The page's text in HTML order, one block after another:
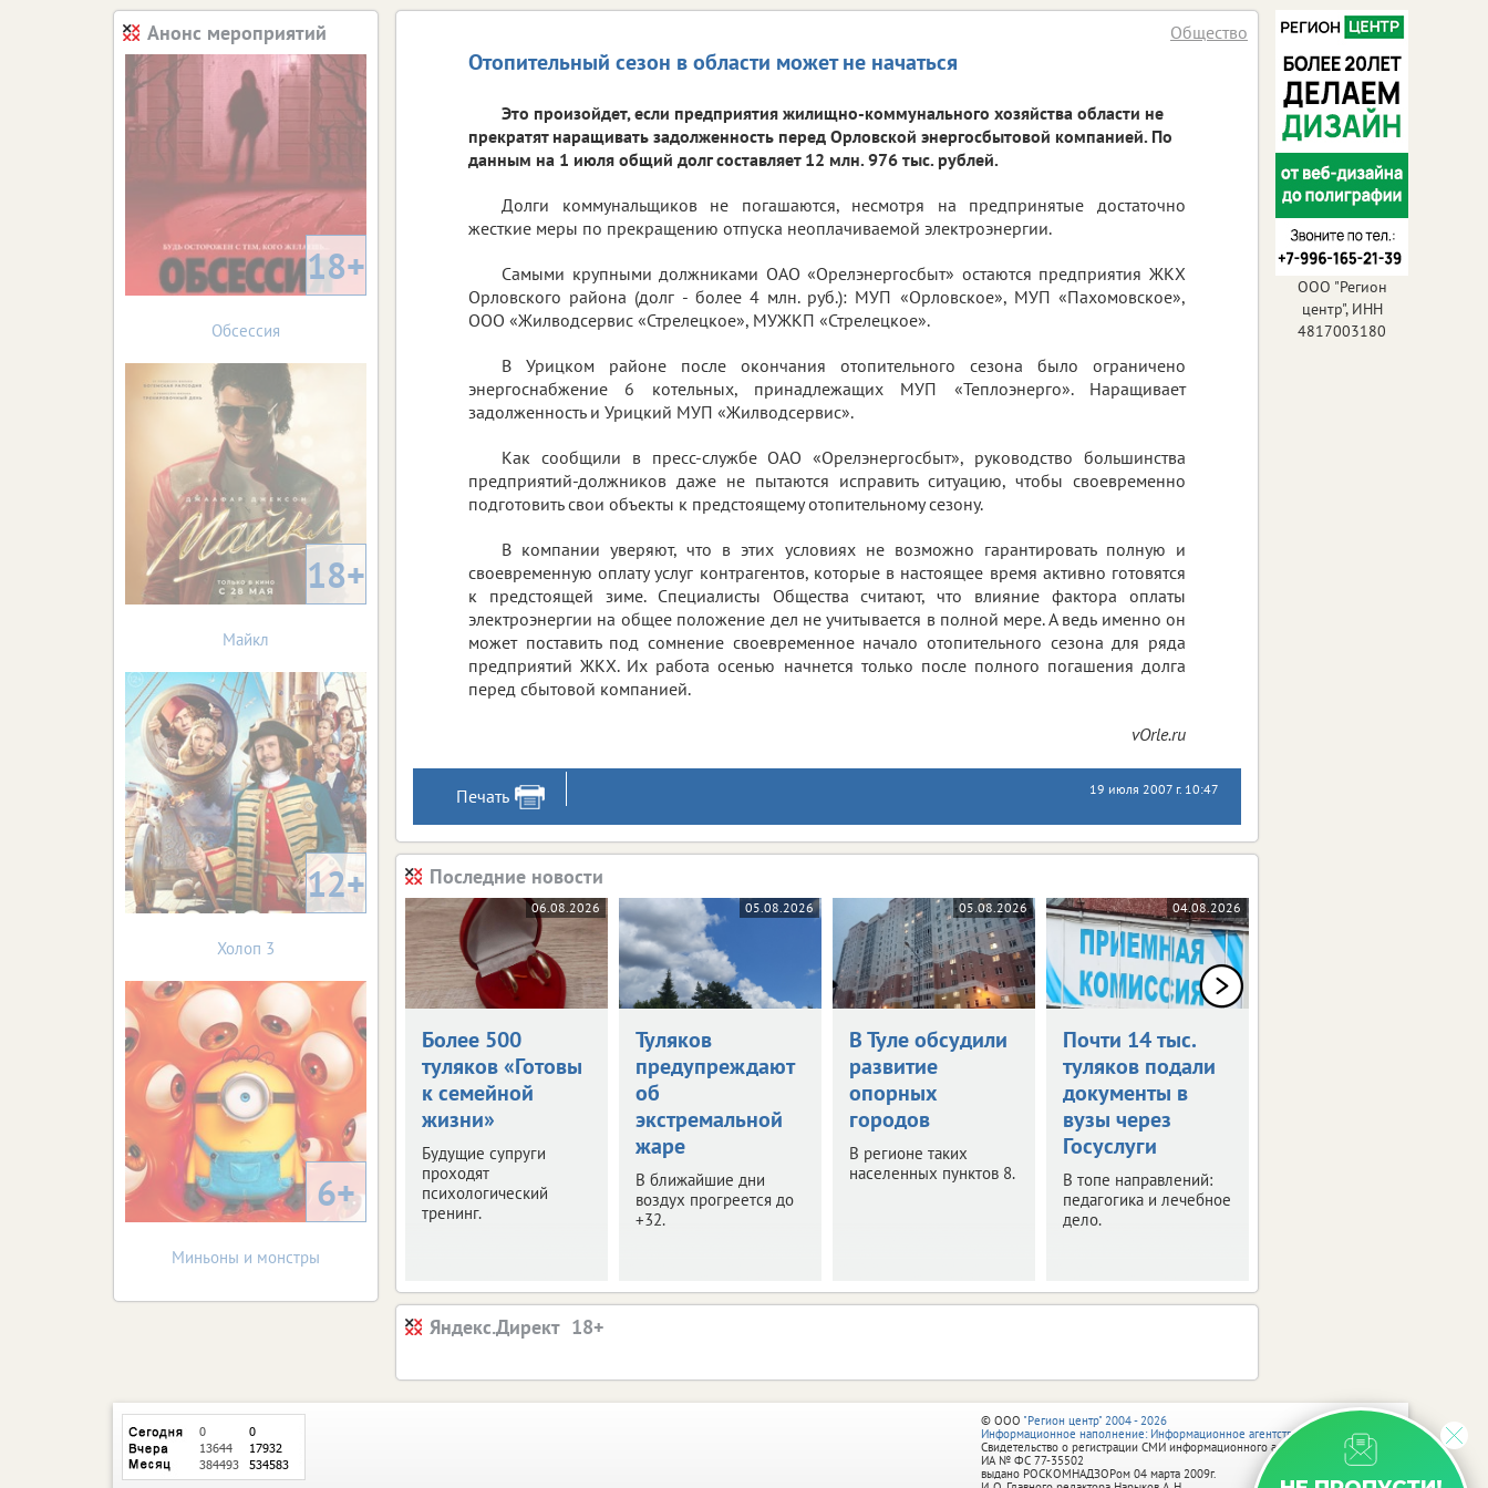
Отопительный сезон в области может не начаться
Общество
Это произойдет, если предприятия жилищно-коммунального хозяйства области не
прекратят наращивать задолженность перед Орловской энергосбытовой компанией. По
данным на 1 июля общий долг составляет 12 млн. 976 тыс. рублей.
Долги коммунальщиков не погашаются, несмотря на предпринятые достаточно
жесткие меры по прекращению отпуска неоплачиваемой электроэнергии.
Самыми крупными должниками ОАО «Орелэнергосбыт» остаются предприятия ЖКХ
Орловского района (долг - более 4 млн. руб.): МУП «Орловское», МУП «Пахомовское»,
ООО «Жилводсервис «Стрелецкое», МУЖКП «Стрелецкое».
В Урицком районе после окончания отопительного сезона было ограничено
энергоснабжение 6 котельных, принадлежащих МУП «Теплоэнерго». Наращивает
задолженность и Урицкий МУП «Жилводсервис».
Как сообщили в пресс-службе ОАО «Орелэнергосбыт», руководство большинства
предприятий-должников даже не пытаются исправить ситуацию, чтобы своевременно
подготовить свои объекты к предстоящему отопительному сезону.
В компании уверяют, что в этих условиях не возможно гарантировать полную и
своевременную оплату услуг контрагентов, которые в настоящее время активно готовятся
к предстоящей зиме. Специалисты Общества считают, что влияние фактора оплаты
электроэнергии на общее положение дел не учитывается в полной мере. А ведь именно он
может поставить под сомнение своевременное начало отопительного сезона для ряда
предприятий ЖКХ. Их работа осенью начнется только после полного погашения долга
перед сбытовой компанией.
vOrle.ru
Печать 19 июля 2007 г. 10:47
Последние новости
06.08.2026
Более 500
туляков «Готовы
к семейной
жизни»
Будущие супруги
проходят
психологический
тренинг.
05.08.2026
Туляков
предупреждают
об
экстремальной
жаре
В ближайшие дни
воздух прогреется до
+32.
05.08.2026
В Туле обсудили
развитие
опорных
городов
В регионе таких
населенных пунктов 8.
04.08.2026
Почти 14 тыс.
туляков подали
документы в
вузы через
Госуслуги
В топе направлений:
педагогика и лечебное
дело.
Яндекс.Директ
Анонс мероприятий
18+
Обсессия
18+
Майкл
12+
Холоп 3
6+
Миньоны и монстры
ООО "Регион
центр", ИНН
4817003180
© ООО "Регион центр" 2004 - 2026
Информационное наполнение: Информационное агентство vRossii.ru
Свидетельство о регистрации СМИ информационного агентства vRossii.ru
ИА № ФС 77‑35502
выдано РОСКОМНАДЗОРом 04 марта 2009г.